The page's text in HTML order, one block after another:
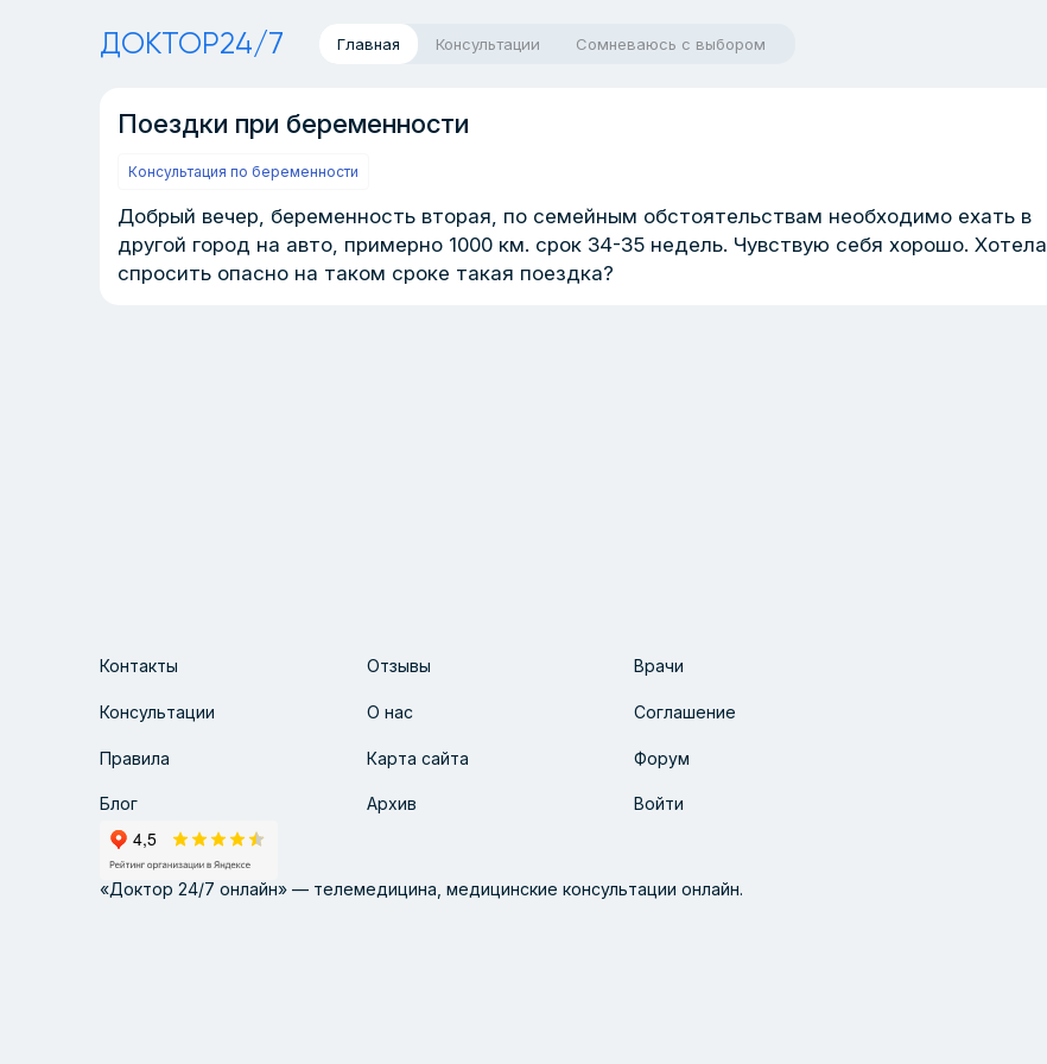
ДОКТОР24/7 Главная Консультации Сомневаюсь с выбором
Поездки при беременности
Консультация по беременности
Добрый вечер, беременность вторая, по семейным обстоятельствам необходимо ехать в
другой город на авто, примерно 1000 км. срок 34-35 недель. Чувствую себя хорошо. Хотела
спросить опасно на таком сроке такая поездка?
Контакты Отзывы Врачи
Консультации О нас Соглашение
Правила Карта сайта Форум
Блог Архив Войти
«Доктор 24/7 онлайн» — телемедицина, медицинские консультации онлайн.